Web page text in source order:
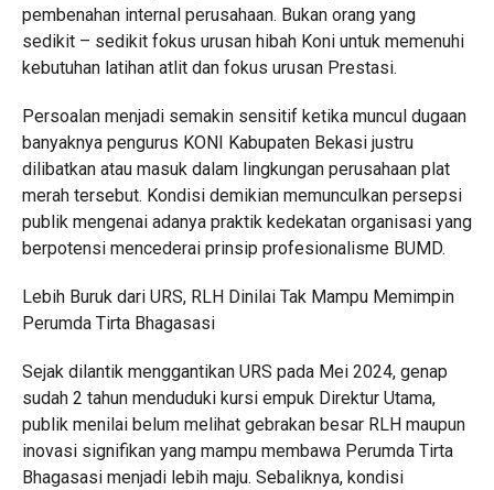
pembenahan internal perusahaan. Bukan orang yang
sedikit – sedikit fokus urusan hibah Koni untuk memenuhi
kebutuhan latihan atlit dan fokus urusan Prestasi.
Persoalan menjadi semakin sensitif ketika muncul dugaan
banyaknya pengurus KONI Kabupaten Bekasi justru
dilibatkan atau masuk dalam lingkungan perusahaan plat
merah tersebut. Kondisi demikian memunculkan persepsi
publik mengenai adanya praktik kedekatan organisasi yang
berpotensi mencederai prinsip profesionalisme BUMD.
Lebih Buruk dari URS, RLH Dinilai Tak Mampu Memimpin
Perumda Tirta Bhagasasi
Sejak dilantik menggantikan URS pada Mei 2024, genap
sudah 2 tahun menduduki kursi empuk Direktur Utama,
publik menilai belum melihat gebrakan besar RLH maupun
inovasi signifikan yang mampu membawa Perumda Tirta
Bhagasasi menjadi lebih maju. Sebaliknya, kondisi